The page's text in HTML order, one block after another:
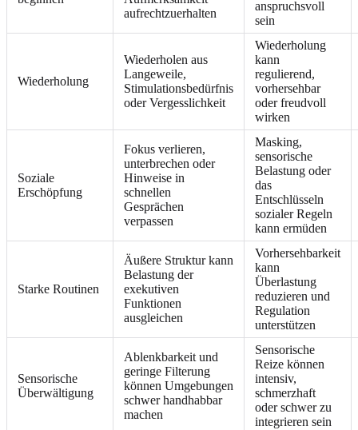
aufrechtzuerhalten
anspruchsvoll
sein
Wiederholung
Wiederholen aus
Langeweile,
Stimulationsbedürfnis
oder Vergesslichkeit
Wiederholung
kann
regulierend,
vorhersehbar
oder freudvoll
wirken
Soziale
Erschöpfung
Fokus verlieren,
unterbrechen oder
Hinweise in
schnellen
Gesprächen
verpassen
Masking,
sensorische
Belastung oder
das
Entschlüsseln
sozialer Regeln
kann ermüden
Starke Routinen
Äußere Struktur kann
Belastung der
exekutiven
Funktionen
ausgleichen
Vorhersehbarkeit
kann
Überlastung
reduzieren und
Regulation
unterstützen
Sensorische
Überwältigung
Ablenkbarkeit und
geringe Filterung
können Umgebungen
schwer handhabbar
machen
Sensorische
Reize können
intensiv,
schmerzhaft
oder schwer zu
integrieren sein